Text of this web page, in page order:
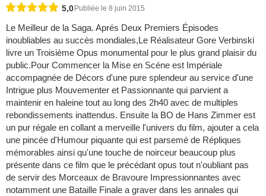
5,0 Publiée le 8 juin 2015
Le Meilleur de la Saga. Aprés Deux Premiers Épisodes
inoubliables au succès mondiales,Le Réalisateur Gore Verbinski
livre un Troisième Opus monumental pour le plus grand plaisir du
public.Pour Commencer la Mise en Scéne est Impériale
accompagnée de Décors d'une pure splendeur au service d'une
Intrigue plus Mouvementer et Passionnante qui parvient a
maintenir en haleine tout au long des 2h40 avec de multiples
rebondissements inattendus. Ensuite la BO de Hans Zimmer est
un pur régale en collant a merveille l'univers du film, ajouter a cela
une pincée d'Humour piquante qui est parsemé de Répliques
mémorables ainsi qu'une touche de noirceur beaucoup plus
présente dans ce film que le précédant opus tout n'oubliant pas
de servir des Morceaux de Bravoure Impressionnantes avec
notamment une Bataille Finale a graver dans les annales qui